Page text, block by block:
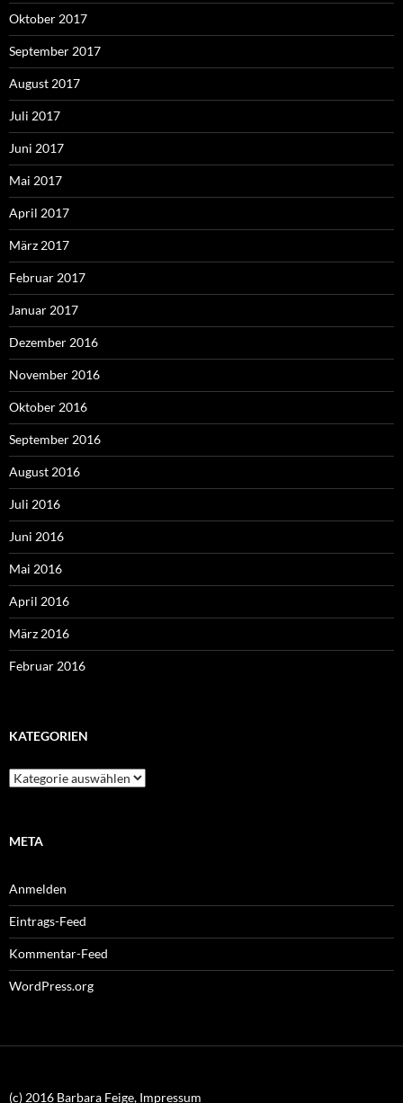
Oktober 2017
September 2017
August 2017
Juli 2017
Juni 2017
Mai 2017
April 2017
März 2017
Februar 2017
Januar 2017
Dezember 2016
November 2016
Oktober 2016
September 2016
August 2016
Juli 2016
Juni 2016
Mai 2016
April 2016
März 2016
Februar 2016
KATEGORIEN
Kategorien
META
Anmelden
Eintrags-Feed
Kommentar-Feed
WordPress.org
(c) 2016 Barbara Feige, Impressum